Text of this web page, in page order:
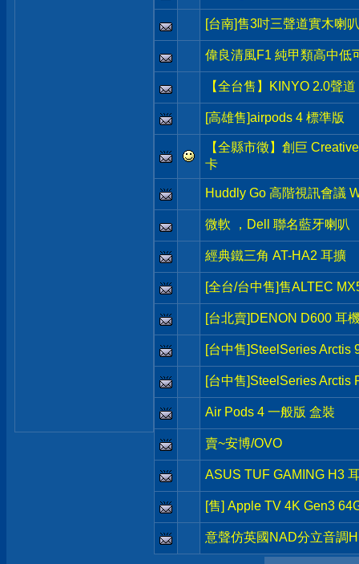
[台南]售3吋三聲道實木喇
偉良清風F1 純甲類高中低
【全台售】KINYO 2.0聲
[高雄售]airpods 4 標準版
【全縣市徵】創巨
卡
Huddly Go 高階視訊會議
微軟 ，Dell 聯名藍牙喇叭
經典鐵三角 AT-HA2 耳擴
[全台/台中售]售ALTEC
[台北賣]DENON D600 耳
[台中售]SteelSeries Arctis
[台中售]SteelSeries Arctis
Air Pods 4 一般版 盒裝
賣~安博/OVO
ASUS TUF GAMING H3
[售] Apple TV 4K Gen3
意聲仿英國NAD分立音調